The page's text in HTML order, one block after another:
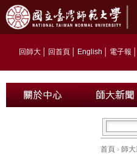
回師大 回首頁 English 電子報
首頁 › 師大